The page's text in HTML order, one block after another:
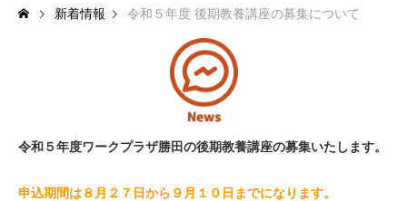
新着情報 令和５年度 後期教養講座の募集について
令和５年度ワークプラザ勝田の後期教養講座の募集いたします。
申込期間は８月２７日から９月１０日までになります。